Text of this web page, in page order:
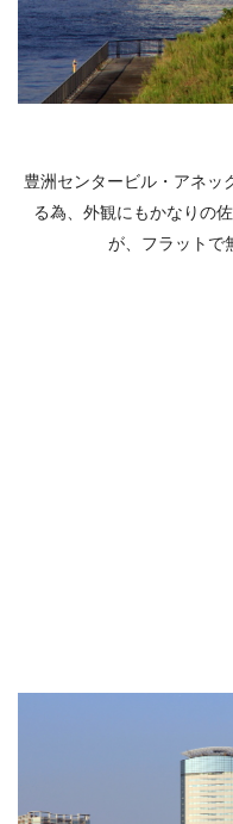
豊洲センタービル・アネッ
る為、外観にもかなりの
が、フラットで